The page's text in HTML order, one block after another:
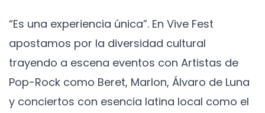
“Es una experiencia única”. En Vive Fest
apostamos por la diversidad cultural
trayendo a escena eventos con Artistas de
Pop-Rock como Beret, Marlon, Álvaro de Luna
y conciertos con esencia latina local como el